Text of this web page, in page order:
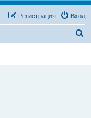
Вход
Регистрация